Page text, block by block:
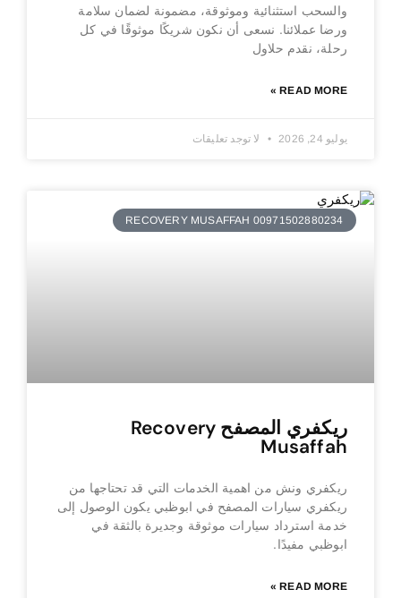
والسحب استثنائية وموثوقة، مضمونة لضمان سلامة
ورضا عملائنا. نسعى أن نكون شريكًا موثوقًا في كل
رحلة، نقدم حلاول
READ MORE »
يوليو 24, 2026 لا توجد تعليقات
RECOVERY MUSAFFAH 00971502880234
ريكفري المصفح Recovery
Musaffah
ريكفري ونش من اهمية الخدمات التي قد تحتاجها من
ريكفري سيارات المصفح في ابوظبي يكون الوصول إلى
خدمة استرداد سيارات موثوقة وجديرة بالثقة في
ابوظبي مفيدًا.
READ MORE »